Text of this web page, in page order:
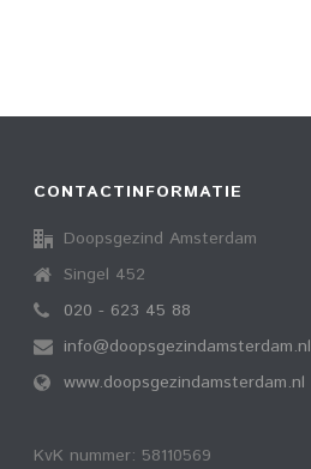
CONTACTINFORMATIE
Doopsgezind Amsterdam
Singel 452
020 - 623 45 88
info@doopsgezindamsterdam.nl
www.doopsgezindamsterdam.nl
KvK nummer: 58110569